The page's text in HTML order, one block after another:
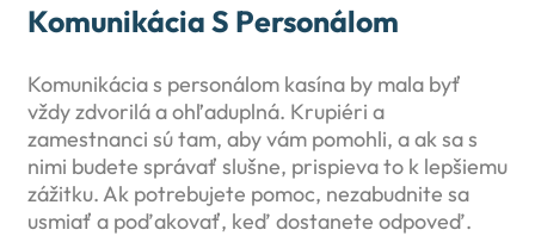
Komunikácia S Personálom
Komunikácia s personálom kasína by mala byť
vždy zdvorilá a ohľaduplná. Krupiéri a
zamestnanci sú tam, aby vám pomohli, a ak sa s
nimi budete správať slušne, prispieva to k lepšiemu
zážitku. Ak potrebujete pomoc, nezabudnite sa
usmiať a poďakovať, keď dostanete odpoveď.